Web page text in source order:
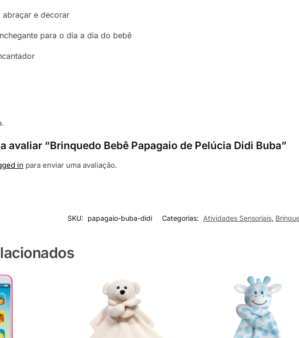
abraçar e decorar
para o dia a dia do bebê
avaliar “Brinquedo Bebê Papagaio de Pelúcia Didi Buba”
in para enviar uma avaliação.
SKU: papagaio-buba-didi Categorias: Atividades Sensoriais,